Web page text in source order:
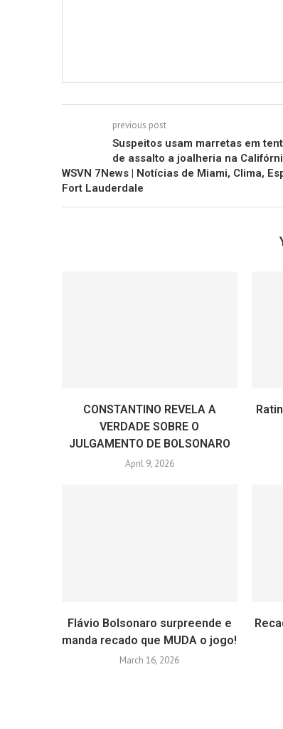
previous post
Suspeitos usam marretas em
de assalto a joalheria na
WSVN 7News | Notícias de Miami, Clima,
Fort Lauderdale
CONSTANTINO REVELA A
VERDADE SOBRE O
JULGAMENTO DE BOLSONARO
April 9, 2026
Flávio Bolsonaro surpreende e
manda recado que MUDA o jogo!
March 16, 2026